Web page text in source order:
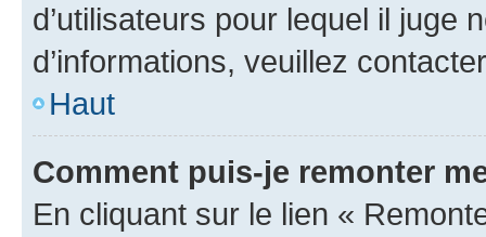
d’utilisateurs pour lequel il juge
d’informations, veuillez
Haut
Comment puis-je remonter
En cliquant sur le lien «